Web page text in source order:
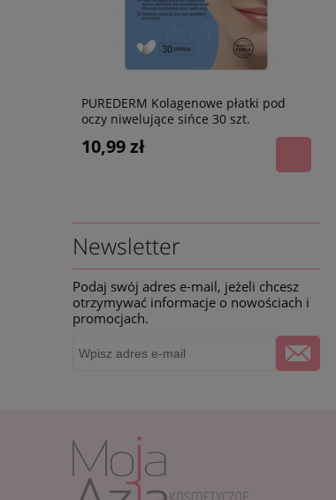
PUREDERM Kolagenowe płatki pod
oczy niwelujące sińce 30 szt.
10,99 zł
Newsletter
Podaj swój adres e-mail, jeżeli chcesz
otrzymywać informacje o nowościach i
promocjach.